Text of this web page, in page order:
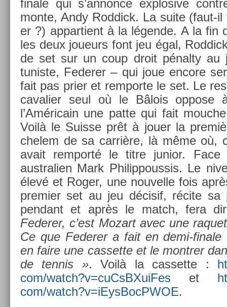
finale qui s’an­nonce ex­plosive
monte, Andy Rod­dick. La suite (faut-
er ?) ap­partient à la légende. A la fin
les deux joueurs font jeu égal,
de set sur un coup droit pénalty au
tunis­te, Feder­er – qui joue en­core
fait pas prier et re­mpor­te le set. Le
cavali­er seul où le Bâlois op­pose
l’Américain une patte qui fait
Voilà le Suis­se prêt à jouer la
chelem de sa carrière, là même où,
avait re­mporté le titre junior.
australi­en Mark Philip­pous­sis. Le
élevé et Roger, une nouvel­le fois
pre­mi­er set au jeu décisif, récite sa
pen­dant et après le match, fera
Feder­er, c’est Mozart avec une
Ce que Feder­er a fait en demi-
en faire une cas­sette et le montr­er
de ten­nis ». Voilà la cas­sette :
com/watch?v=cuCsBXuiFes et
com/watch?v­=iEys­BocPWOE.